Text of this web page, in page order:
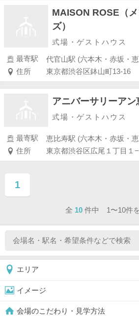
MAISON ROSE（
ズ）
式場・ゲストハウス
最寄駅
住所
東京都渋谷区鉢山町13-16
アニバーサリーアン
式場・ゲストハウス
最寄駅
住所
1
ページ目
全 10 件中 1〜10件
エリア
イメージ
会場のこだわり・見学方法